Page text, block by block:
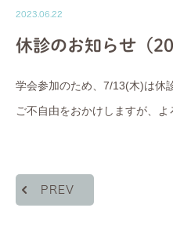
2023.06.22
休診のお知らせ（
学会参加のため、7/13(木)は休
ご不自由をおかけしますが、よ
PREV